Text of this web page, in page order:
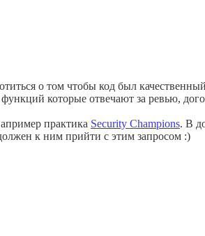
о том чтобы код был
которые отвечают за ревью,
практика Security Champions. В
к ним прийти с этим запросом :)